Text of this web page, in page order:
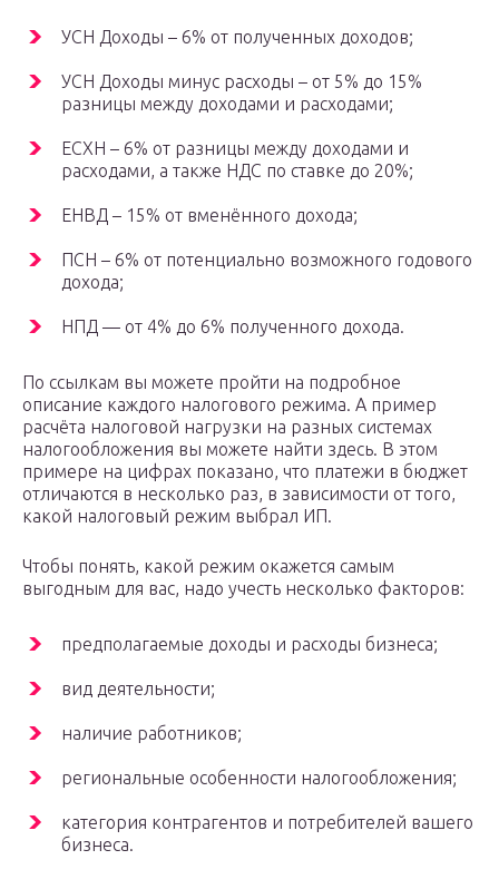
УСН Доходы – 6% от полученных доходов;
УСН Доходы минус расходы – от 5% до 15%
разницы между доходами и расходами;
ЕСХН – 6% от разницы между доходами и
расходами, а также НДС по ставке до 20%;
ЕНВД – 15% от вменённого дохода;
ПСН – 6% от потенциально возможного годового
дохода;
НПД — от 4% до 6% полученного дохода.
По ссылкам вы можете пройти на подробное
описание каждого налогового режима. А пример
расчёта налоговой нагрузки на разных системах
налогообложения вы можете найти здесь. В этом
примере на цифрах показано, что платежи в бюджет
отличаются в несколько раз, в зависимости от того,
какой налоговый режим выбрал ИП.
Чтобы понять, какой режим окажется самым
выгодным для вас, надо учесть несколько факторов:
предполагаемые доходы и расходы бизнеса;
вид деятельности;
наличие работников;
региональные особенности налогообложения;
категория контрагентов и потребителей вашего
бизнеса.